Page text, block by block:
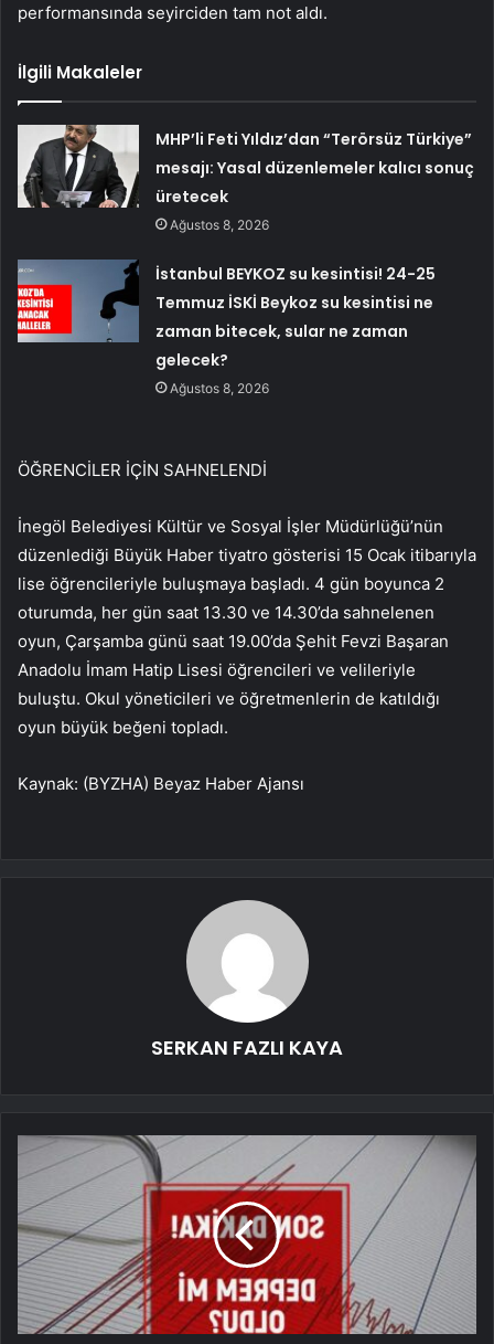
performansında seyirciden tam not aldı.
İlgili Makaleler
MHP’li Feti Yıldız’dan “Terörsüz Türkiye”
mesajı: Yasal düzenlemeler kalıcı sonuç
üretecek
Ağustos 8, 2026
İstanbul BEYKOZ su kesintisi! 24-25
Temmuz İSKİ Beykoz su kesintisi ne
zaman bitecek, sular ne zaman
gelecek?
Ağustos 8, 2026
ÖĞRENCİLER İÇİN SAHNELENDİ
İnegöl Belediyesi Kültür ve Sosyal İşler Müdürlüğü’nün
düzenlediği Büyük Haber tiyatro gösterisi 15 Ocak itibarıyla
lise öğrencileriyle buluşmaya başladı. 4 gün boyunca 2
oturumda, her gün saat 13.30 ve 14.30’da sahnelenen
oyun, Çarşamba günü saat 19.00’da Şehit Fevzi Başaran
Anadolu İmam Hatip Lisesi öğrencileri ve velileriyle
buluştu. Okul yöneticileri ve öğretmenlerin de katıldığı
oyun büyük beğeni topladı.
Kaynak: (BYZHA) Beyaz Haber Ajansı
SERKAN FAZLI KAYA